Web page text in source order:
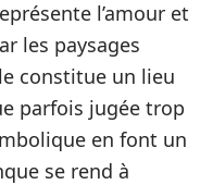
l’amour et
les paysages
constitue un lieu
parfois jugée trop
en font un
se rend à